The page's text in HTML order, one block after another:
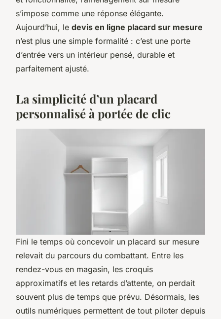
s’impose comme une réponse élégante.
Aujourd’hui, le devis en ligne placard sur mesure
n’est plus une simple formalité : c’est une porte
d’entrée vers un intérieur pensé, durable et
parfaitement ajusté.
La simplicité d’un placard
personnalisé à portée de clic
Fini le temps où concevoir un placard sur mesure
relevait du parcours du combattant. Entre les
rendez-vous en magasin, les croquis
approximatifs et les retards d’attente, on perdait
souvent plus de temps que prévu. Désormais, les
outils numériques permettent de tout piloter depuis